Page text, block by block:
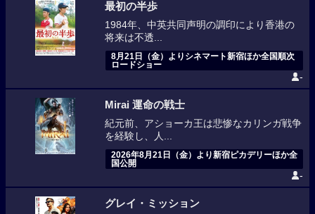
最初の半歩
1984年、中英共同声明の調印により香港の
将来は不透...
8月21日（金）よりシネマート新宿ほか全国順次
ロードショー
-
Mirai 運命の戦士
紀元前、アショーカ王は悲惨なカリンガ戦争
を経験し、人...
2026年8月21日（金）より新宿ピカデリーほか全
国公開
-
グレイ・ミッション